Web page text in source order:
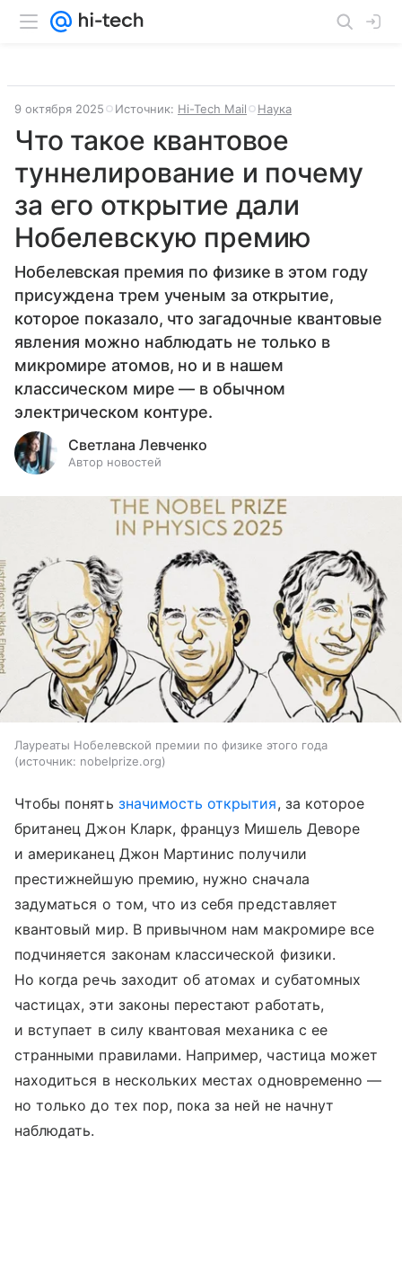
9 октября 2025 Источник: Hi-Tech Mail Наука
Что такое квантовое
туннелирование и почему
за его открытие дали
Нобелевскую премию
Нобелевская премия по физике в этом году
присуждена трем ученым за открытие,
которое показало, что загадочные квантовые
явления можно наблюдать не только в
микромире атомов, но и в нашем
классическом мире — в обычном
электрическом контуре.
Светлана Левченко
Автор новостей
Лауреаты Нобелевской премии по физике этого года
источник: nobelprize.org
Чтобы понять значимость открытия, за которое
британец Джон Кларк, француз Мишель Деворе
и американец Джон Мартинис получили
престижнейшую премию, нужно сначала
задуматься о том, что из себя представляет
квантовый мир. В привычном нам макромире все
подчиняется законам классической физики.
Но когда речь заходит об атомах и субатомных
частицах, эти законы перестают работать,
и вступает в силу квантовая механика с ее
странными правилами. Например, частица может
находиться в нескольких местах одновременно —
но только до тех пор, пока за ней не начнут
наблюдать.